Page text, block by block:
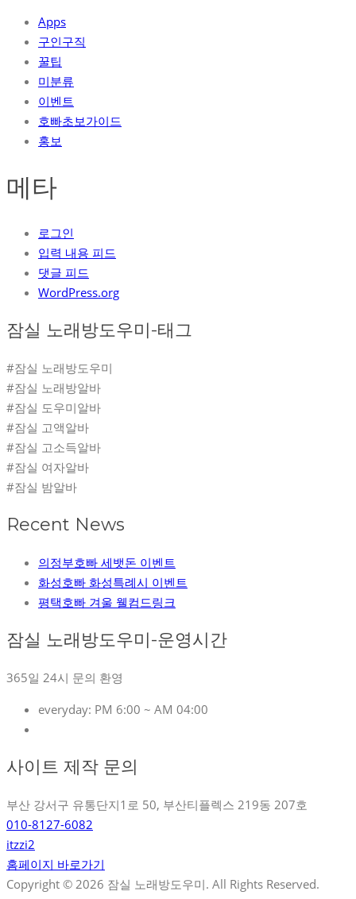
Apps
구인구직
꿀팁
미분류
이벤트
호빠초보가이드
홍보
메타
로그인
입력 내용 피드
댓글 피드
WordPress.org
잠실 노래방도우미-태그
#잠실 노래방도우미
#잠실 노래방알바
#잠실 도우미알바
#잠실 고액알바
#잠실 고소득알바
#잠실 여자알바
#잠실 밤알바
Recent News
의정부호빠 세뱃돈 이벤트
화성호빠 화성특례시 이벤트
평택호빠 겨울 웰컴드링크
잠실 노래방도우미-운영시간
365일 24시 문의 환영
everyday: PM 6:00 ~ AM 04:00
사이트 제작 문의
부산 강서구 유통단지1로 50, 부산티플렉스 219동 207호
010-8127-6082
itzzi2
홈페이지 바로가기
Copyright © 2026 잠실 노래방도우미. All Rights Reserved.